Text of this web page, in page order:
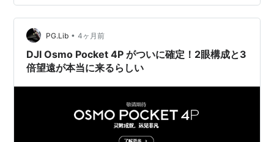
今回は、同じくらい有名な「マーケティング・ビジネス
実務検定」との違いも含めて、合格への勉強方法を解説
するね！ マーケティング検定 3級ってどんな資格？ メリ
ットと注意点 どんな人向け？…
PG.Lib • 4ヶ月前
DJI Osmo Pocket 4P がついに確定！2眼構成と3
倍望遠が本当に来るらしい